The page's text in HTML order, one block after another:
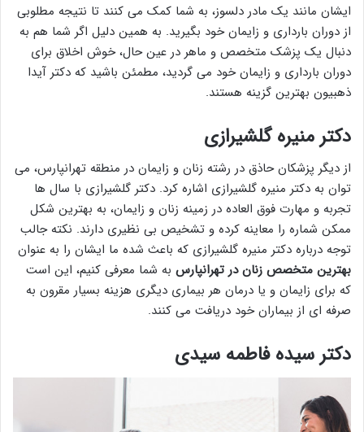
ایشان مانند یک مادر دلسوز، به شما کمک می کنند تا نتیجه مطلوبی
از دوران بارداری و زایمان خود بگیرید. به همین دلیل اگر شما هم به
دنبال یک پزشک متخصص و ماهر در عین حال، خوش اخلاق برای
دوران بارداری و زایمان خود می گردید، مطمئن باشید که دکتر آیدا
ذهبیون بهترین گزینه هستند.
دکتر منیره گلشیرازی
از دیگر پزشکان حاذق در رشته زنان و زایمان در منطقه تهرانپارس، می
توان به دکتر منیره گلشیرازی اشاره کرد. دکتر گلشیرازی با سال ها
تجربه و مهارت فوق العاده در زمینه زنان و زایمان، به بهترین شکل
ممکن شماره را معاینه کرده و تشخیص بی نظیری دارند. نکته جالب
توجه درباره دکتر منیره گلشیرازی که باعث شده ما ایشان را به عنوان
بهترین متخصص زنان در تهرانپارس به شما معرفی کنیم، این است
که برای زایمان و یا درمان هر بیماری دیگری هزینه بسیار مقرون به
صرفه ای از بیماران خود دریافت می کنند.
دکتر سیده فاطمه سیدی